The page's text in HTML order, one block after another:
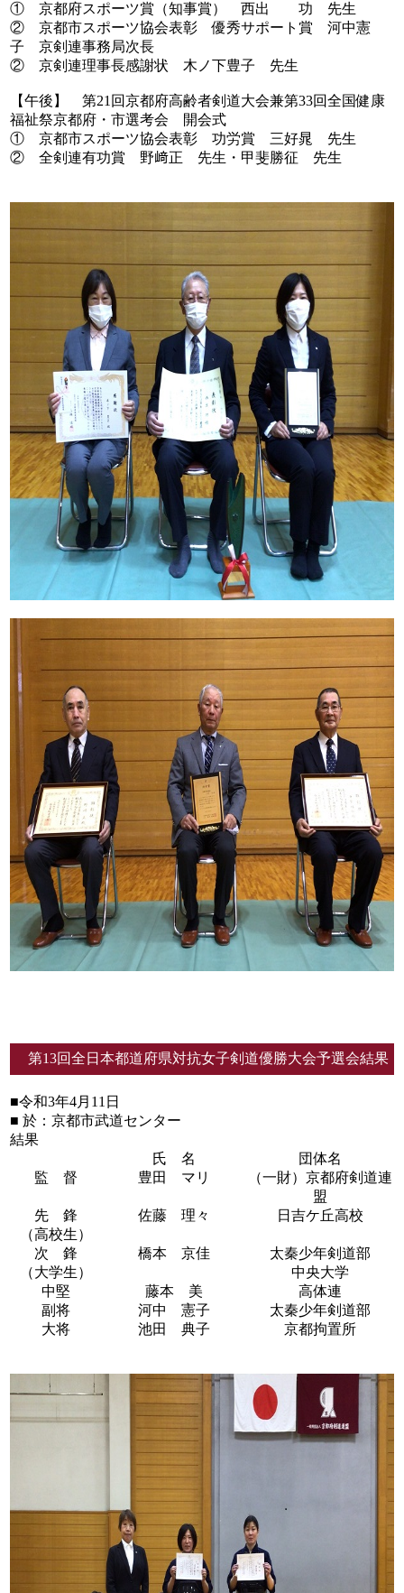
① 京都府スポーツ賞（知事賞） 西出 功 先生
② 京都市スポーツ協会表彰 優秀サポート賞 河中憲
子 京剣連事務局次長
② 京剣連理事長感謝状 木ノ下豊子 先生
【午後】 第21回京都府高齢者剣道大会兼第33回全国健康
福祉祭京都府・市選考会 開会式
① 京都市スポーツ協会表彰 功労賞 三好晁 先生
② 全剣連有功賞 野﨑正 先生・甲斐勝征 先生
第13回全日本都道府県対抗女子剣道優勝大会予選会結果
■令和3年4月11日
■ 於：京都市武道センター
結果
氏 名
団体名
監 督
豊田 マリ
（一財）京都府剣道連
盟
先 鋒
（高校生）
佐藤 理々 日吉ケ丘高校
次 鋒
（大学生）
橋本 京佳
太秦少年剣道部
中央大学
中堅
藤本 美
高体連
副将
河中 憲子
太秦少年剣道部
大将
池田 典子 京都拘置所